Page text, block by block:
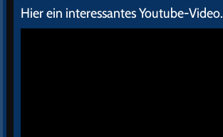
Hier ein interessantes Youtube-Video.